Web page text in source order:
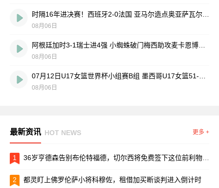
08月06日
08月06日
08月06日
最新资讯 HOT NEWS 更多 +
1 36岁亨德森告别布伦特福德，切尔西将免费签下这位前利物浦队长
2 都灵盯上佛罗伦萨小将科穆佐，租借加买断谈判进入倒计时